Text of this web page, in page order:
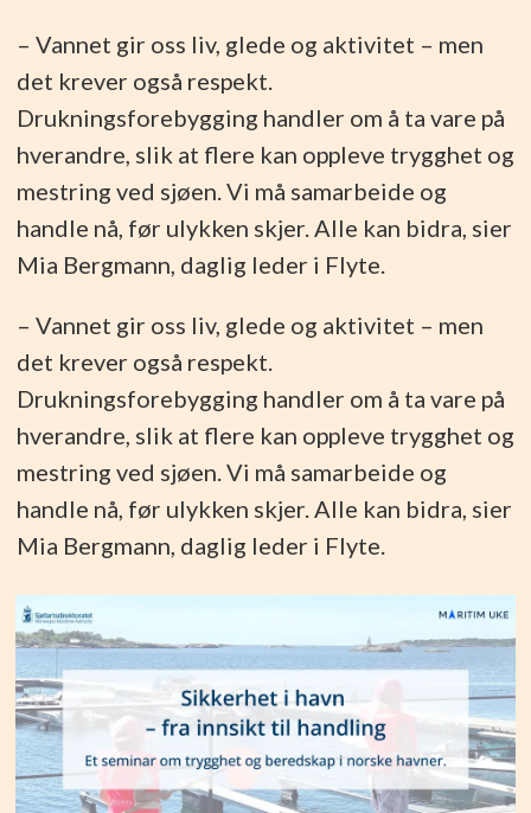
– Vannet gir oss liv, glede og aktivitet – men
det krever også respekt.
Drukningsforebygging handler om å ta vare på
hverandre, slik at flere kan oppleve trygghet og
mestring ved sjøen. Vi må samarbeide og
handle nå, før ulykken skjer. Alle kan bidra, sier
Mia Bergmann, daglig leder i Flyte.
– Vannet gir oss liv, glede og aktivitet – men
det krever også respekt.
Drukningsforebygging handler om å ta vare på
hverandre, slik at flere kan oppleve trygghet og
mestring ved sjøen. Vi må samarbeide og
handle nå, før ulykken skjer. Alle kan bidra, sier
Mia Bergmann, daglig leder i Flyte.